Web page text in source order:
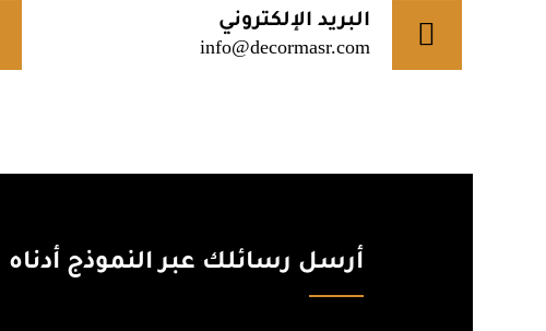
البريد الإلكتروني
info@decormasr.com
أرسل رسائلك عبر النموذج أدناه